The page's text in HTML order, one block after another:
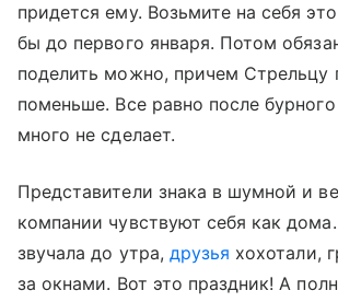
придется ему. Возьмите на себя
бы до первого января. Потом
поделить можно, причем Стрельцу
поменьше. Все равно после
много не сделает.
Представители знака в шумной и
компании чувствуют себя как
звучала до утра, друзья хохотали,
за окнами. Вот это праздник! А